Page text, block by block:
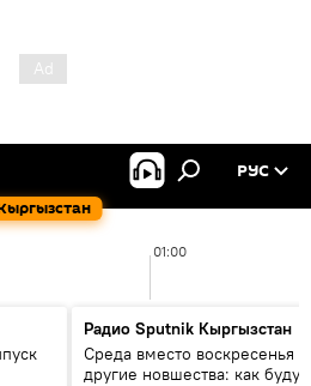
РУС
01:00
Радио Sputnik Кыргызстан
Среда вместо воскресенья и
другие новшества: как будут